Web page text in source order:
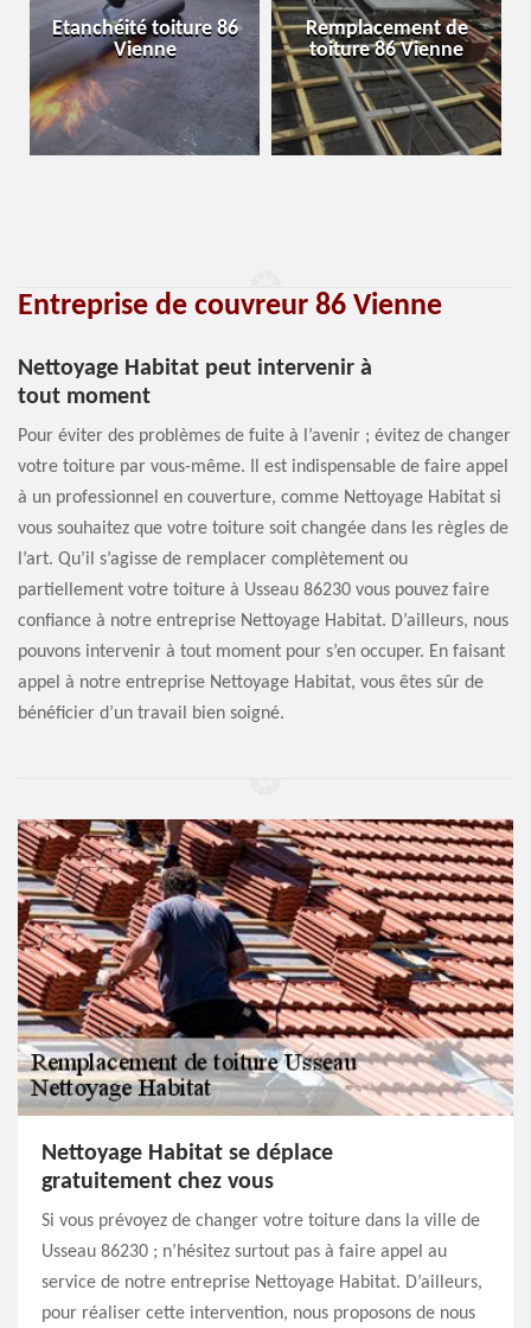
Etanchéité toiture 86
Vienne
Remplacement de
toiture 86 Vienne
Entreprise de couvreur 86 Vienne
Nettoyage Habitat peut intervenir à
tout moment
Pour éviter des problèmes de fuite à l’avenir ; évitez de changer
votre toiture par vous-même. Il est indispensable de faire appel
à un professionnel en couverture, comme Nettoyage Habitat si
vous souhaitez que votre toiture soit changée dans les règles de
l’art. Qu’il s’agisse de remplacer complètement ou
partiellement votre toiture à Usseau 86230 vous pouvez faire
confiance à notre entreprise Nettoyage Habitat. D’ailleurs, nous
pouvons intervenir à tout moment pour s’en occuper. En faisant
appel à notre entreprise Nettoyage Habitat, vous êtes sûr de
bénéficier d’un travail bien soigné.
Nettoyage Habitat se déplace
gratuitement chez vous
Si vous prévoyez de changer votre toiture dans la ville de
Usseau 86230 ; n’hésitez surtout pas à faire appel au
service de notre entreprise Nettoyage Habitat. D’ailleurs,
pour réaliser cette intervention, nous proposons de nous